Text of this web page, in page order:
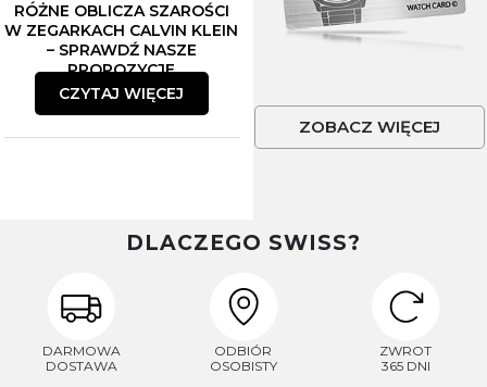
RÓŻNE OBLICZA SZAROŚCI
W ZEGARKACH CALVIN KLEIN
– SPRAWDŹ NASZE
PROPOZYCJE
CZYTAJ WIĘCEJ
ZOBACZ WIĘCEJ
DLACZEGO SWISS?
DARMOWA
DOSTAWA
ODBIÓR
OSOBISTY
ZWROT
365 DNI